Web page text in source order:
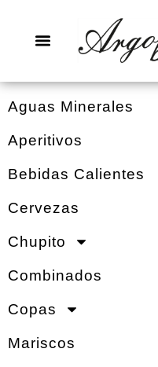
Aguas Minerales
Aperitivos
Bebidas Calientes
Cervezas
Chupito
Combinados
Copas
Mariscos